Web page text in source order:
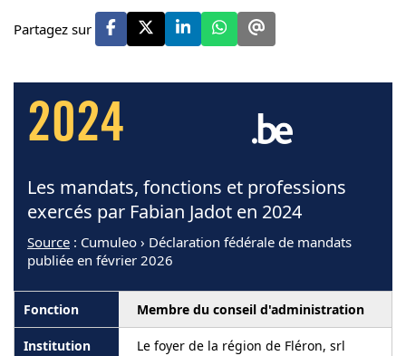
Partagez sur
2024
Les mandats, fonctions et professions
exercés par Fabian Jadot en 2024
Source : Cumuleo › Déclaration fédérale de mandats
publiée en février 2026
Membre du conseil d'administration
Le foyer de la région de Fléron, srl